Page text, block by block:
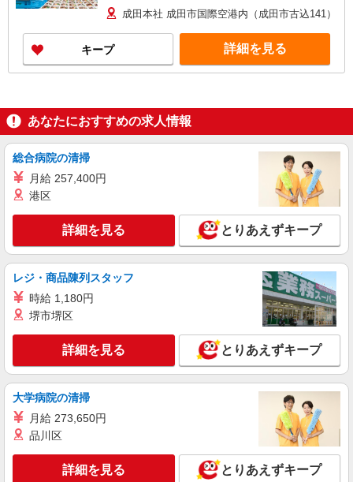
※但し支給条件をクリアした方 ※年１回昇給あ
り 2025年実績＠30円アップ
成田本社 成田市国際空港内（成田市古込141）
キープ 詳細を見る
あなたにおすすめの求人情報
総合病院の清掃
月給 257,400円
港区
詳細を見る とりあえずキープ
レジ・商品陳列スタッフ
時給 1,180円
堺市堺区
詳細を見る とりあえずキープ
大学病院の清掃
月給 273,650円
品川区
詳細を見る とりあえずキープ